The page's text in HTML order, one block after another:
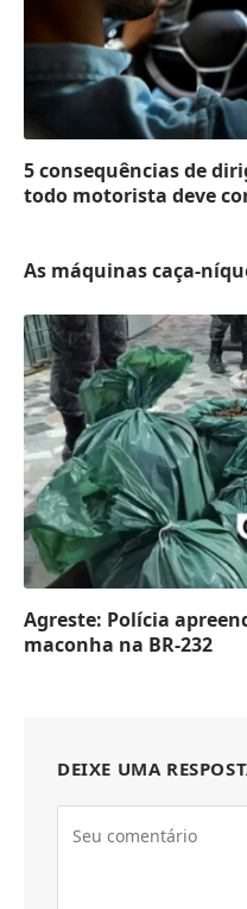
5 consequências de
todo motorista deve
As máquinas caça-
Agreste: Polícia
maconha na BR-232
DEIXE UMA